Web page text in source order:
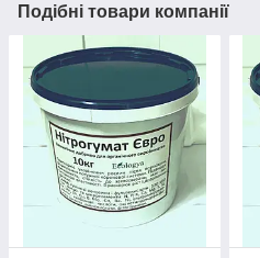
Подібні товари компанії